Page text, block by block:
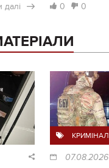
далі
0
0
КРИМІНАЛ
07.08.2026